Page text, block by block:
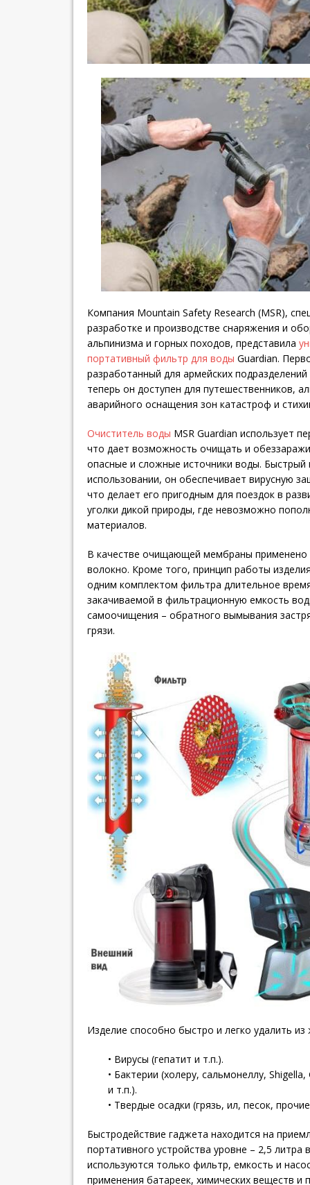
Компания Mountain Safety Research (MSR),
разработке и производстве снаряжения и
альпинизма и горных походов, представила
портативный фильтр для воды Guardian.
разработанный для армейских
теперь он доступен для путешественников,
аварийного оснащения зон катастроф и
Очиститель воды MSR Guardian использует
что дает возможность очищать и
опасные и сложные источники воды. Быстрый
использовании, он обеспечивает вирусную
что делает его пригодным для поездок в
уголки дикой природы, где невозможно
материалов.
В качестве очищающей мембраны применено
волокно. Кроме того, принцип работы
одним комплектом фильтра длительное
закачиваемой в фильтрационную емкость
самоочищения – обратного вымывания
грязи.
Изделие способно быстро и легко удалить из
• Вирусы (гепатит и т.п.).
• Бактерии (холеру, сальмонеллу,
и т.п.).
• Твердые осадки (грязь, ил, песок,
Быстродействие гаджета находится на
портативного устройства уровне – 2,5 литра
используются только фильтр, емкость и
применения батареек, химических веществ и